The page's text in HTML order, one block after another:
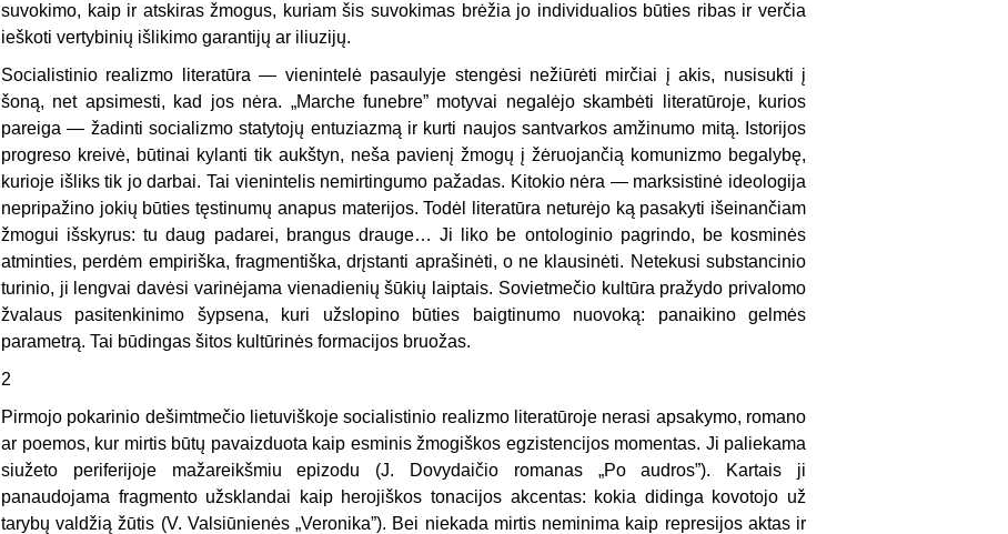
suvokimo, kaip ir atskiras žmogus, kuriam šis suvokimas brėžia jo individualios būties ribas ir verčia
ieškoti vertybinių išlikimo garantijų ar iliuzijų.
Socialistinio realizmo literatūra — vienintelė pasaulyje stengėsi nežiūrėti mirčiai į akis, nusisukti į
šoną, net apsimesti, kad jos nėra. „Marche funebre” motyvai negalėjo skambėti literatūroje, kurios
pareiga — žadinti socializmo statytojų entuziazmą ir kurti naujos santvarkos amžinumo mitą. Istorijos
progreso kreivė, būtinai kylanti tik aukštyn, neša pavienį žmogų į žėruojančią komunizmo begalybę,
kurioje išliks tik jo darbai. Tai vienintelis nemirtingumo pažadas. Kitokio nėra — marksistinė ideologija
nepripažino jokių būties tęstinumų anapus materijos. Todėl literatūra neturėjo ką pasakyti išeinančiam
žmogui išskyrus: tu daug padarei, brangus drauge… Ji liko be ontologinio pagrindo, be kosminės
atminties, perdėm empiriška, fragmentiška, drįstanti aprašinėti, o ne klausinėti. Netekusi substancinio
turinio, ji lengvai davėsi varinėjama vienadienių šūkių laiptais. Sovietmečio kultūra pražydo privalomo
žvalaus pasitenkinimo šypsena, kuri užslopino būties baigtinumo nuovoką: panaikino gelmės
parametrą. Tai būdingas šitos kultūrinės formacijos bruožas.
2
Pirmojo pokarinio dešimtmečio lietuviškoje socialistinio realizmo literatūroje nerasi apsakymo, romano
ar poemos, kur mirtis būtų pavaizduota kaip esminis žmogiškos egzistencijos momentas. Ji paliekama
siužeto periferijoje mažareikšmiu epizodu (J. Dovydaičio romanas „Po audros”). Kartais ji
panaudojama fragmento užsklandai kaip herojiškos tonacijos akcentas: kokia didinga kovotojo už
tarybų valdžią žūtis (V. Valsiūnienės „Veronika”). Bei niekada mirtis neminima kaip represijos aktas ir